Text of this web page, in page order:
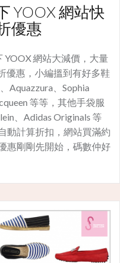
YOOX 網站快
優惠
YOOX 網站大減價，大量
優惠，小編搵到有好多鞋
Aquazzura、Sophia
等等，其他手袋服
、Adidas Originals 等
動計算折扣，網站買滿約
惠剛剛先開始，碼數仲好